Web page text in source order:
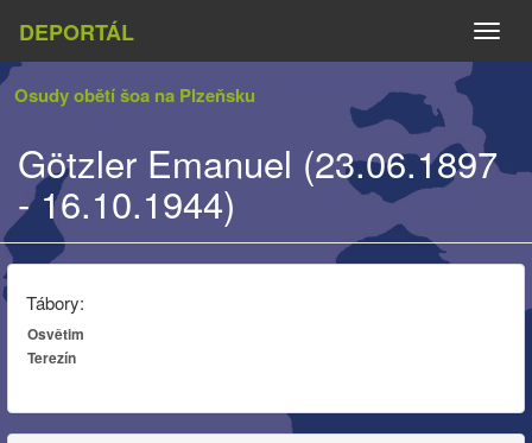
DEPORTÁL
Osudy obětí šoa na Plzeňsku
Götzler Emanuel (23.06.1897
- 16.10.1944)
Tábory:
Osvětim
Terezín